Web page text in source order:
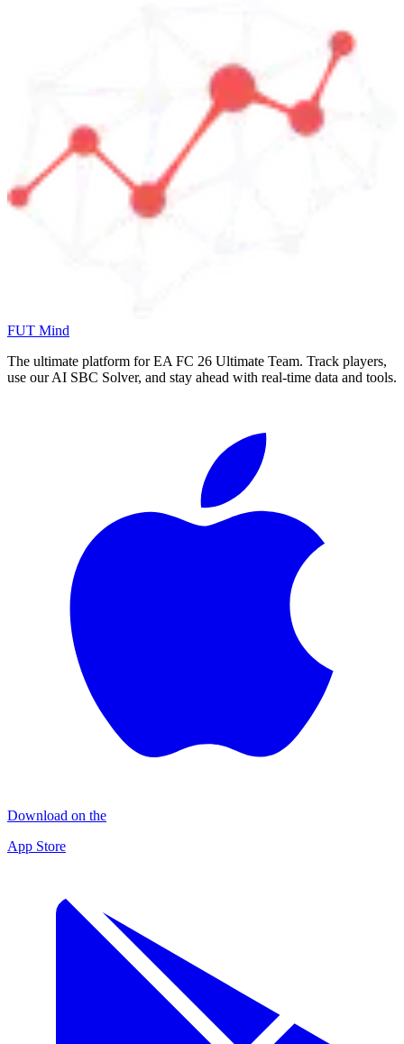
FUT Mind
The ultimate platform for EA FC 26 Ultimate Team. Track players,
use our AI SBC Solver, and stay ahead with real-time data and tools.
Download on the
App Store